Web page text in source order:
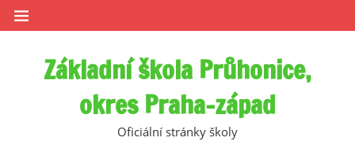
Skip
to
Základní škola Průhonice,
okres Praha-západ
Oficiální stránky školy